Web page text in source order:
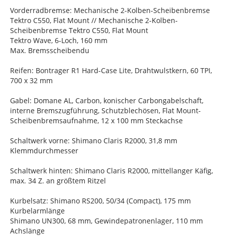
Vorderradbremse: Mechanische 2-Kolben-Scheibenbremse
Tektro C550, Flat Mount // Mechanische 2-Kolben-
Scheibenbremse Tektro C550, Flat Mount
Tektro Wave, 6-Loch, 160 mm
Max. Bremsscheibendu
Reifen: Bontrager R1 Hard-Case Lite, Drahtwulstkern, 60 TPI,
700 x 32 mm
Gabel: Domane AL, Carbon, konischer Carbongabelschaft,
interne Bremszugführung, Schutzblechösen, Flat Mount-
Scheibenbremsaufnahme, 12 x 100 mm Steckachse
Schaltwerk vorne: Shimano Claris R2000, 31,8 mm
Klemmdurchmesser
Schaltwerk hinten: Shimano Claris R2000, mittellanger Käfig,
max. 34 Z. an größtem Ritzel
Kurbelsatz: Shimano RS200, 50/34 (Compact), 175 mm
Kurbelarmlänge
Shimano UN300, 68 mm, Gewindepatronenlager, 110 mm
Achslänge